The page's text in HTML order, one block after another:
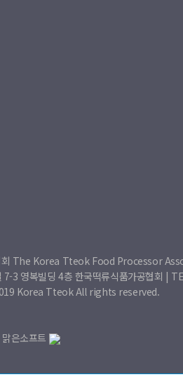
회 The Korea Tteok Food Processor
7-3 영복빌딩 4층 한국떡류식품가공협회 |
Korea Tteok All rights reserved.
은소프트